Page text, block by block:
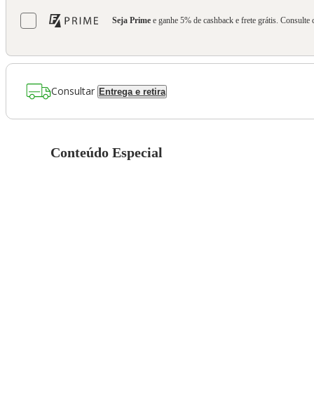
Seja Prime e ganhe 5% de cashback e frete grátis. Consulte
Consultar Entrega e retira
Conteúdo Especial